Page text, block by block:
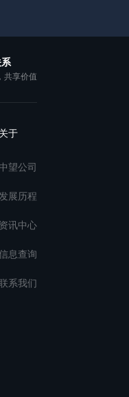
共享价值
关于
中望公司
发展历程
资讯中心
息查询
系我们